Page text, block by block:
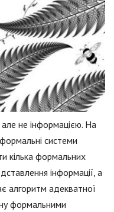
не інформацією. На
системи
кілька формальних
інформації, а
алгоритм адекватної
формальними